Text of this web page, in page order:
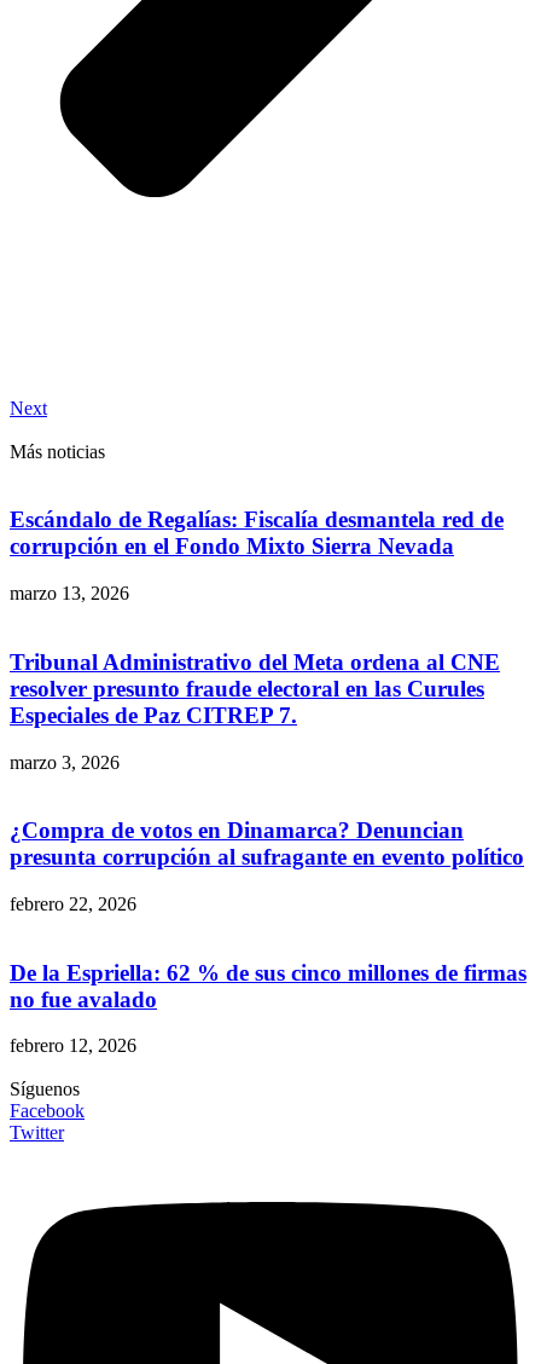
Next
Más noticias
Escándalo de Regalías: Fiscalía desmantela red de
corrupción en el Fondo Mixto Sierra Nevada
marzo 13, 2026
Tribunal Administrativo del Meta ordena al CNE
resolver presunto fraude electoral en las Curules
Especiales de Paz CITREP 7.
marzo 3, 2026
¿Compra de votos en Dinamarca? Denuncian
presunta corrupción al sufragante en evento político
febrero 22, 2026
De la Espriella: 62 % de sus cinco millones de firmas
no fue avalado
febrero 12, 2026
Síguenos
Facebook
Twitter